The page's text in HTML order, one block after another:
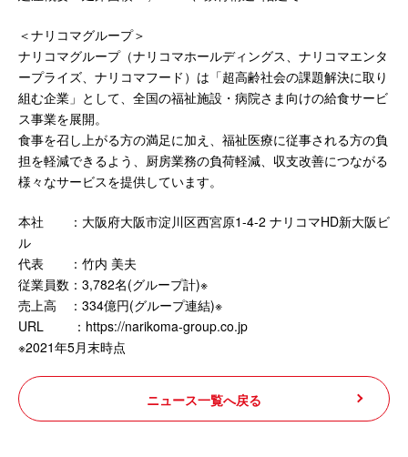
＜ナリコマグループ＞
ナリコマグループ（ナリコマホールディングス、ナリコマエンタ
ープライズ、ナリコマフード）は「超高齢社会の課題解決に取り
組む企業」として、全国の福祉施設・病院さま向けの給食サービ
ス事業を展開。
食事を召し上がる方の満足に加え、福祉医療に従事される方の負
担を軽減できるよう、厨房業務の負荷軽減、収支改善につながる
様々なサービスを提供しています。
本社 ：大阪府大阪市淀川区西宮原1-4-2 ナリコマHD新大阪ビ
ル
代表 ：竹内 美夫
従業員数：3,782名(グループ計)※
売上高 ：334億円(グループ連結)※
URL ：https://narikoma-group.co.jp
※2021年5月末時点
ニュース一覧へ戻る